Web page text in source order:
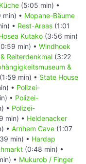
(5:05 min) •
min) • Mopane-Bäume
• Rest-Areas (1:01
Kutako (3:56 min)
min) • Windhoek
Reiterdenkmal (3:22
&
(1:59 min) • State House
• Polizei-
• Polizei-
• Polizei-
min) • Heldenacker
• Arnhem Cave (1:07
min) • Hardap
(0:48 min) •
• Mukurob / Finger